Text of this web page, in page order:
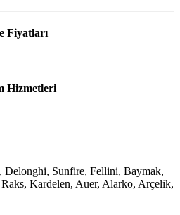
Fiyatları
Hizmetleri
Delonghi, Sunfire, Fellini, Baymak,
Kardelen, Auer, Alarko, Arçelik,